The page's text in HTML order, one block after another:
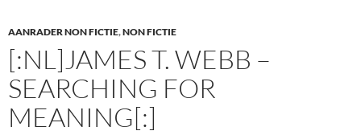
AANRADER NON FICTIE,NON FICTIE
[:NL]JAMES T. WEBB –
SEARCHING FOR
MEANING[:]